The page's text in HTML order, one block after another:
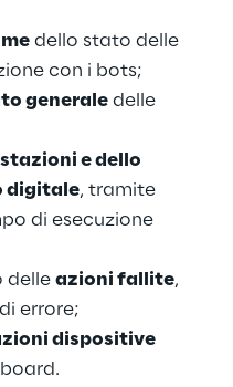
dello stato delle
con i bots;
generale delle
e dello
digitale, tramite
di esecuzione
delle azioni fallite,
errore;
dispositive